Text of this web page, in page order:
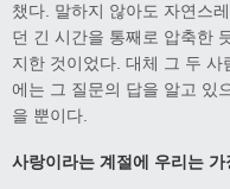
챘다. 말하지 않아도 자연스
던 긴 시간을 통째로 압축한
지한 것이었다. 대체 그 두
에는 그 질문의 답을 알고 있
을 뿐이다.
사랑이라는 계절에 우리는